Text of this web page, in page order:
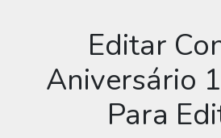
Editar
Aniversário
Para